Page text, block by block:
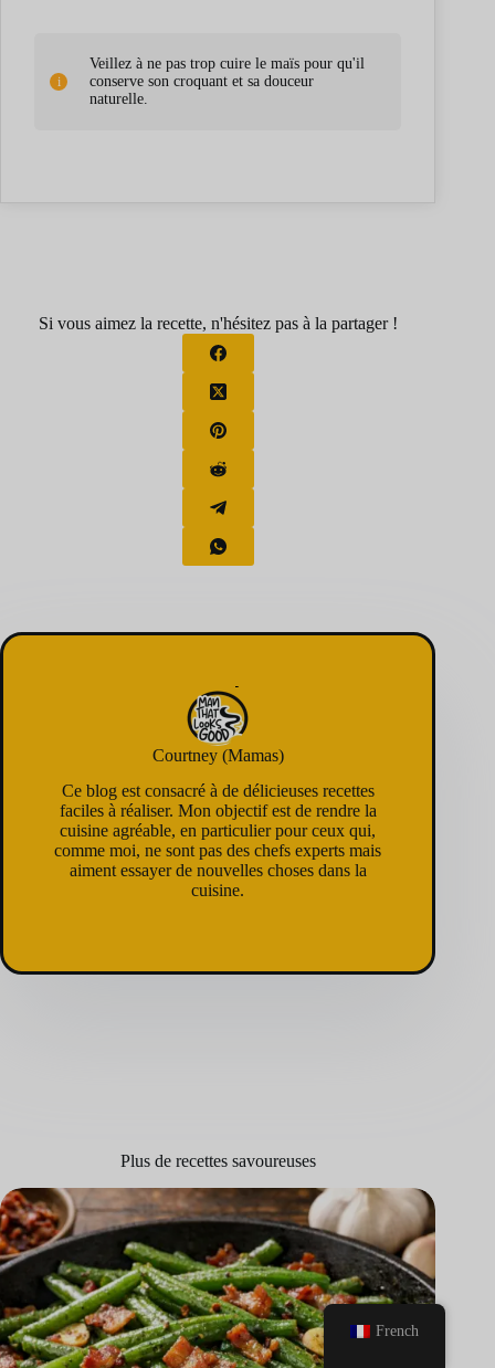
Veillez à ne pas trop cuire le maïs pour qu'il
conserve son croquant et sa douceur
naturelle.
Si vous aimez la recette, n'hésitez pas à la partager !
Courtney (Mamas)
Ce blog est consacré à de délicieuses recettes
faciles à réaliser. Mon objectif est de rendre la
cuisine agréable, en particulier pour ceux qui,
comme moi, ne sont pas des chefs experts mais
aiment essayer de nouvelles choses dans la
cuisine.
Plus de recettes savoureuses
French